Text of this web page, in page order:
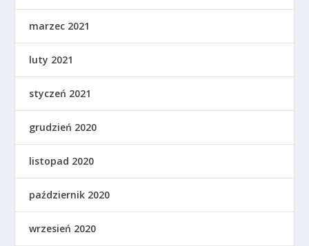
marzec 2021
luty 2021
styczeń 2021
grudzień 2020
listopad 2020
październik 2020
wrzesień 2020